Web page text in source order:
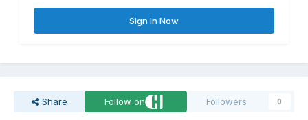
Sign In Now
Share Follow on Followers 0